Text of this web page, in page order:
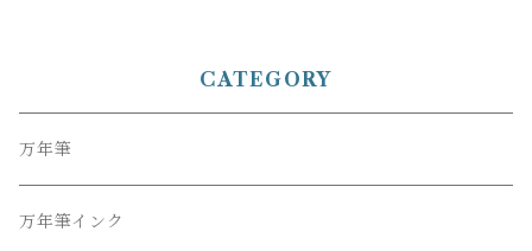
CATEGORY
万年筆
万年筆インク